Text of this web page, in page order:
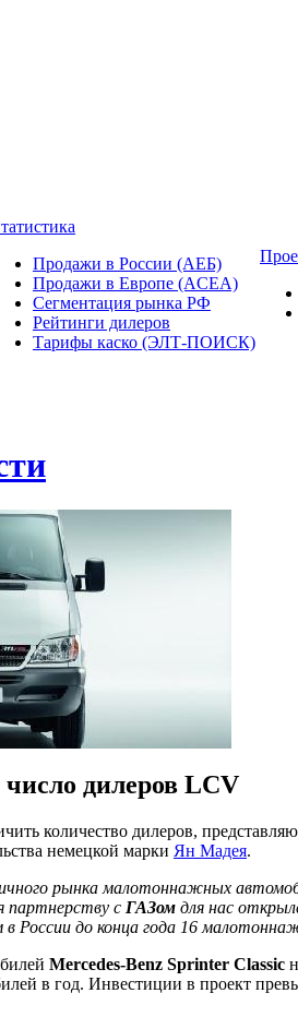
Продажи в России (АЕБ)
Продажи в Европе (ACEA)
Сегментация рынка РФ
Рейтинги дилеров
Тарифы каско (ЭЛТ-ПОИСК)
дилеров LCV
количество дилеров,
немецкой марки Ян Мадея.
рынка малотоннажных
партнерству с ГАЗом для нас
до конца года 16
Mercedes-Benz Sprinter Classic
в год. Инвестиции в проект